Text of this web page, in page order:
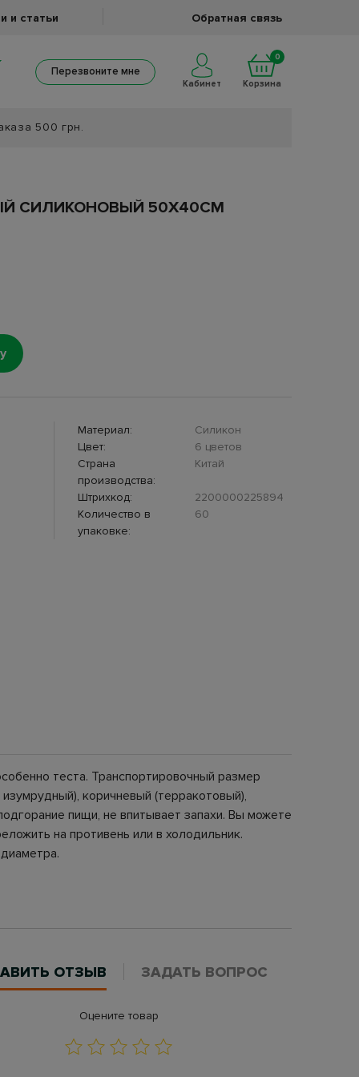
и статьи Обратная связь
Перезвоните мне
Кабинет
0
Корзина
500 грн.
СИЛИКОНОВЫЙ 50Х40СМ
Материал:
Силикон
Цвет:
6 цветов
Страна
производства:
Китай
Штрихкод:
2200000225894
Количество в
упаковке:
60
теста. Транспортировочный размер
коричневый (терракотовый),
пищи, не впитывает запахи. Вы можете
на противень или в холодильник.
ОТЗЫВ ЗАДАТЬ ВОПРОС
Оцените товар